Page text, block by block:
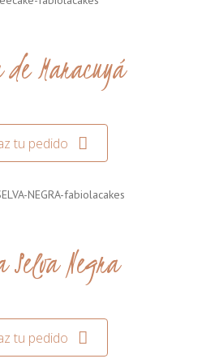
Maracuyá
tu pedido
Negra
tu pedido